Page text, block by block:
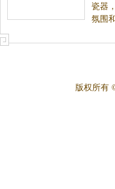
瓷器
氛围
版权所有